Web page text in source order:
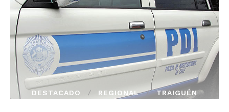
DESTACADO REGIONAL TRAIGUÉN